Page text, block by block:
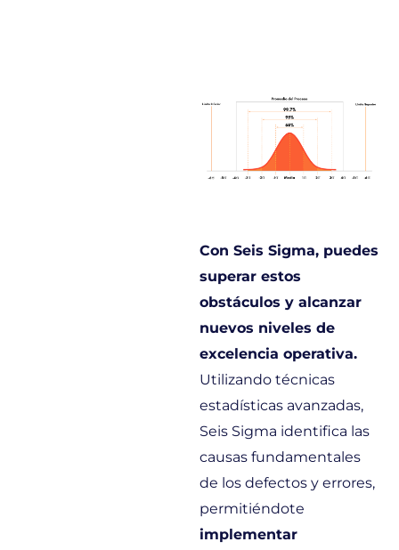
Con Seis Sigma, puedes
superar estos
obstáculos y alcanzar
nuevos niveles de
excelencia operativa.
Utilizando técnicas
estadísticas avanzadas,
Seis Sigma identifica las
causas fundamentales
de los defectos y errores,
permitiéndote
implementar